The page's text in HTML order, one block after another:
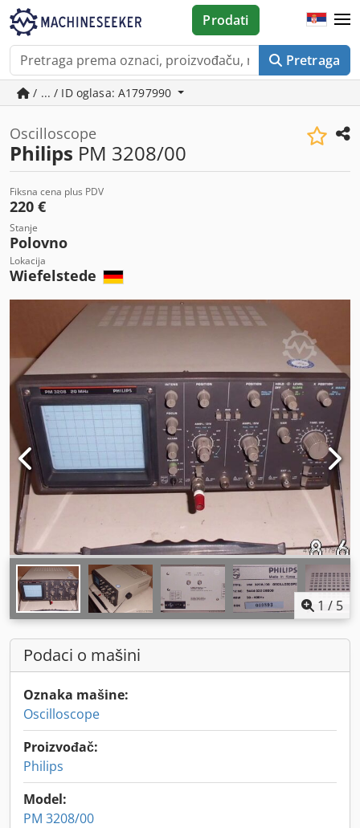
Pretraga
Prodati
/ ... / ID oglasa: A1797990
Oscilloscope
Philips PM 3208/00
Fiksna cena plus PDV
220 €
Stanje
Polovno
Lokacija
Wiefelstede
1 / 5
Podaci o mašini
Oznaka mašine:
Oscilloscope
Proizvođač:
Philips
Model:
PM 3208/00